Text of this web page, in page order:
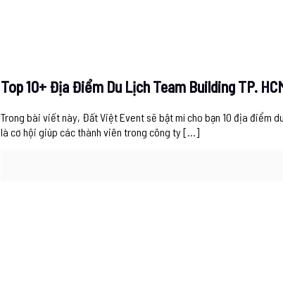
Top 10+ Địa Điểm Du Lịch Team Building TP.
Trong bài viết này, Đất Việt Event sẽ bật mí cho bạn 10 địa điểm
là cơ hội giúp các thành viên trong công ty[…]